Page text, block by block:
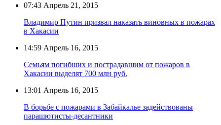
07:43 Апрель 21, 2015
Владимир Путин призвал наказать виновных в пожарах
в Хакасии
14:59 Апрель 16, 2015
Семьям погибших и пострадавшим от пожаров в
Хакасии выделят 700 млн руб.
13:01 Апрель 16, 2015
В борьбе с пожарами в Забайкалье задействованы
парашютисты-десантники